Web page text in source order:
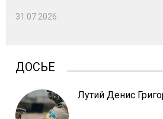
31.07.2026
ДОСЬЕ
Лутий Денис